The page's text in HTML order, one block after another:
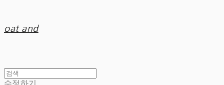
oat and
수정하기